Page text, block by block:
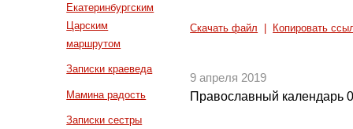
Екатеринбургским
Царским
маршрутом
Записки краеведа
Мамина радость
Записки сестры
Скачать файл Копировать
9 апреля 2019
Православный календарь